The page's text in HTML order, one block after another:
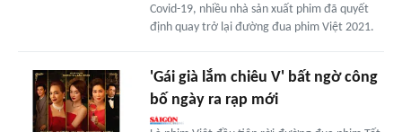
Covid-19, nhiều nhà sản xuất phim đã quyết
định quay trở lại đường đua phim Việt 2021.
'Gái già lắm chiêu V' bất ngờ công
bố ngày ra rạp mới